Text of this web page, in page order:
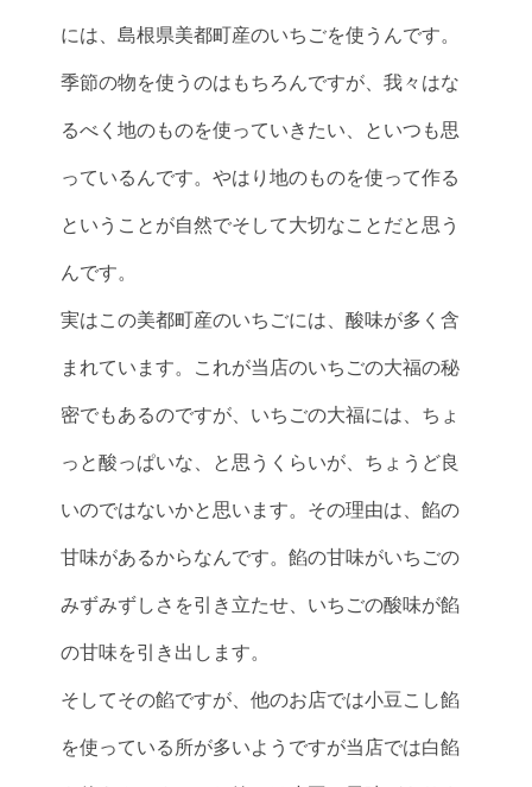
には、島根県美都町産のいちごを使うんです。
季節の物を使うのはもちろんですが、我々はな
るべく地のものを使っていきたい、といつも思
っているんです。やはり地のものを使って作る
ということが自然でそして大切なことだと思う
んです。
実はこの美都町産のいちごには、酸味が多く含
まれています。これが当店のいちごの大福の秘
密でもあるのですが、いちごの大福には、ちょ
っと酸っぱいな、と思うくらいが、ちょうど良
いのではないかと思います。その理由は、餡の
甘味があるからなんです。餡の甘味がいちごの
みずみずしさを引き立たせ、いちごの酸味が餡
の甘味を引き出します。
そしてその餡ですが、他のお店では小豆こし餡
を使っている所が多いようですが当店では白餡